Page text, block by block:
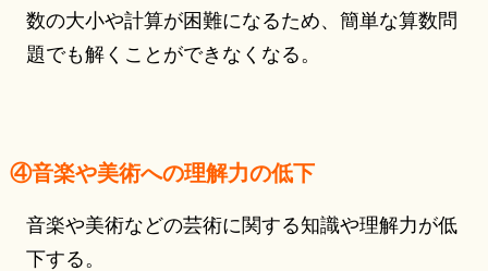
数の大小や計算が困難になるため、簡単な算数問
題でも解くことができなくなる。
④音楽や美術への理解力の低下
音楽や美術などの芸術に関する知識や理解力が低
下する。